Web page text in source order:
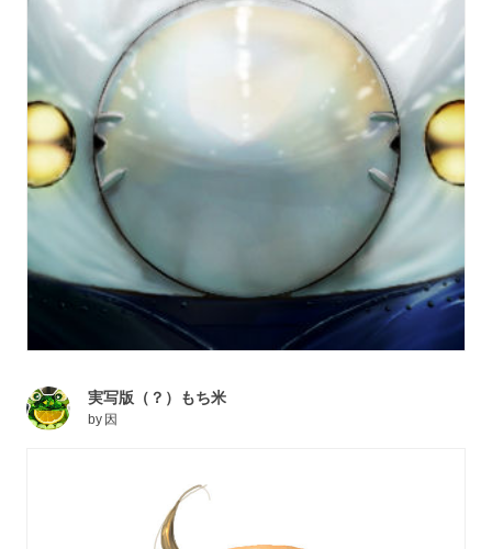
実写版（？）もち米
by 因